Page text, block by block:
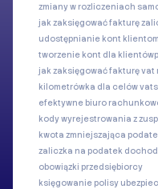
zmiany w rozliczeniach
jak zaksięgować fakturę
udostępnianie kont
tworzenie kont dla klientów
jak zaksięgować fakturę vat
kilometrówka dla celów vat
efektywne biuro
kody wyrejestrowania z zus
kwota zmniejszająca
zaliczka na podatek
obowiązki przedsiębiorcy
księgowanie polisy